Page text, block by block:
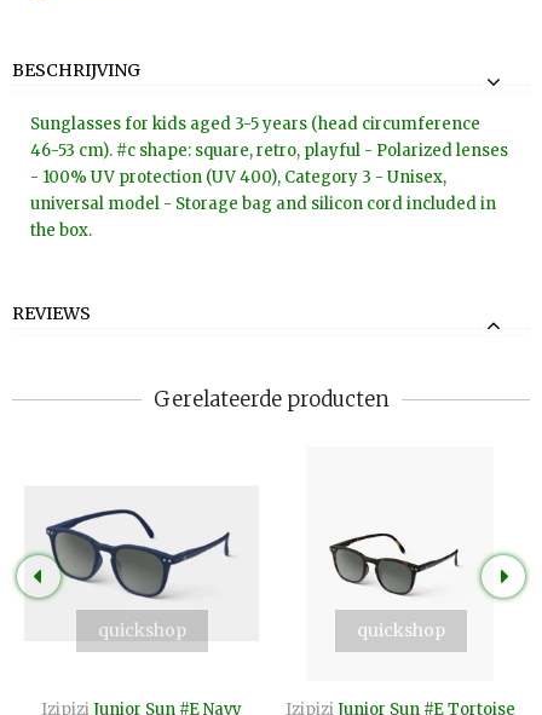
BESCHRIJVING
Sunglasses for kids aged 3-5 years (head circumference
46-53 cm). #c shape: square, retro, playful - Polarized lenses
- 100% UV protection (UV 400), Category 3 - Unisex,
universal model - Storage bag and silicon cord included in
the box.
REVIEWS
Gerelateerde producten
quickshop
IzipiziJunior Sun #E Navy
quickshop
IzipiziJunior Sun #E Tortoise